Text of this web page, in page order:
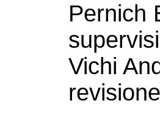
Pernich
Vichi
revisione